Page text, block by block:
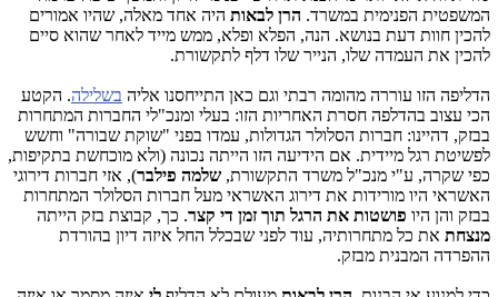
המשפטית הפנימית במשרד. הרן לבאות היה אחד מאלה, שהיו אמורים
להכין חוות דעת בנושא. הנה, הפלא ופלא, ממש מייד לאחר שהוא סיים
להכין את העמדה שלו, הנייר שלו דלף לתקשורת.
הדליפה הזו עוררה מהומה רבתי וגם כאן התייחסנו אליה בשלילה. הקטע
הכי עצוב בהדלפה חסרת האחריות הזו: בעלי ומנכ"לי החברות המתחרות
בבזק, דהיינו: חברות הסלולר הגדולות, עמדו בפני "שוקת שבורה" וחשש
לפשיטת רגל מיידית. אם הידיעה הזו הייתה נכונה (ולא מוכחשת בתקיפות,
כפי שקרה, ע"י מנכ"ל משרד התקשורת, שלמה פילבר), אזי חברות דירוגי
האשראי היו מורידות את דירוג האשראי מעל חברות הסלולר המתחרות
בבזק והן היו פושטות את הרגל תוך זמן די קצר. כך, קבוצת בזק הייתה
מנצחת את כל מתחרותיה, עוד לפני שבכלל החל איזה דיון בהורדת
ההפרדה המבנית מבזק.